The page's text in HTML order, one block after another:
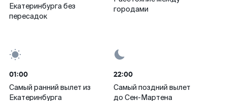
Екатеринбурга без
пересадок
городами
01:00
Самый ранний вылет из
Екатеринбурга
22:00
Самый поздний вылет
до Сен-Мартена